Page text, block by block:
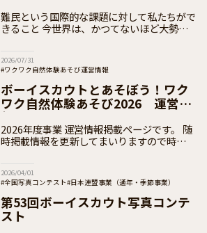
難民という国際的な課題に対して私たちがで
きること 今世界は、かつてないほど大勢の
千万人もいるのです。
2026/07/31
#ワクワク自然体験あそび運営情報
#日本連盟事業（通年・季節事業）
#加盟員向け
ボーイスカウトとあそぼう！ワク
ワク自然体験あそび2026 運営情
報ページ
2026年度事業 運営情報掲載ページです。 随
時掲載情報を更新してまいりますので時折の
活動を提供しつつ、
2026/04/01
#全国写真コンテスト#日本連盟事業（通年・季節事業）
#加盟員向け
第53回ボーイスカウト写真コンテ
スト